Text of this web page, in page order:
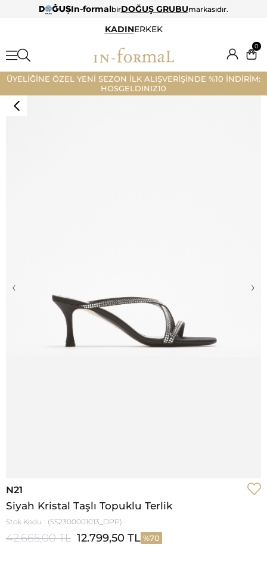
In-formalbirDOĞUŞ GRUBUmarkasıdır.
KADINERKEK
0
ÜYELİĞİNE ÖZEL YENİ SEZON İLK ALIŞVERİŞİNDE %10 İNDİRİM:
HOSGELDINIZ10
‹ ›
N21
Siyah Kristal Taşlı Topuklu Terlik
Stok Kodu (SS2300001013_DPP)
42.665,00 TL 12.799,50 TL 70